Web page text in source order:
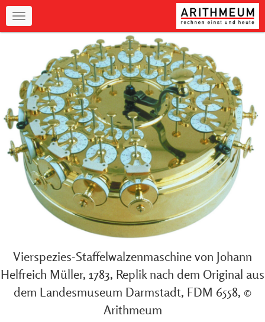
Navigation
Vierspezies-Staffelwalzenmaschine von Johann
Helfreich Müller, 1783, Replik nach dem Original aus
dem Landesmuseum Darmstadt, FDM 6558, ©
Arithmeum